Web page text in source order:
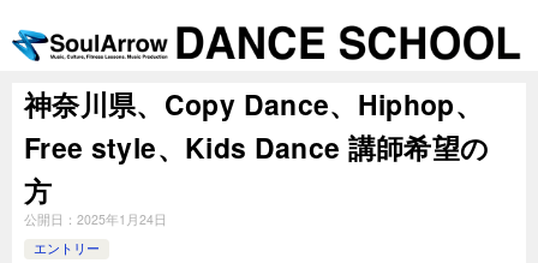
神奈川県、Copy Dance、Hiphop、
Free style、Kids Dance 講師希望の
方
公開日： 2025年1月24日
エントリー